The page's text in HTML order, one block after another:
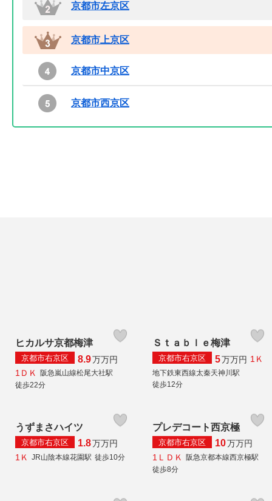
京都市左京区
京都市上京区
京都市中京区
京都市西京区
ヒカルサ京都梅津
京都市右京区 8.9万万円
1ＤＫ
阪急嵐山線松尾大社駅
徒歩22分
Ｓｔａｂｌｅ梅津
京都市右京区 5万万円 1Ｋ
地下鉄東西線太秦天神川駅
徒歩12分
うずまさハイツ
京都市右京区 1.8万万円
1Ｋ
JR山陰本線花園駅 徒歩10分
プレデコート西京極
京都市右京区 10万万円
1ＬＤＫ
阪急京都本線西京極駅
徒歩8分